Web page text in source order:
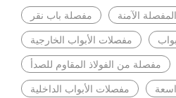
مفصلة باب نقر
المفصلة الآمنة
مفصلات الأبواب الخارجية
مفصلة من الفولاذ المقاوم للصدأ
مفصلات الأبواب الداخلية